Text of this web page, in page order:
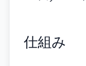
仕組み